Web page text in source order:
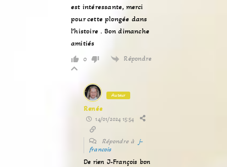
est intéressante, merci
pour cette plongée dans
l’histoire . Bon dimanche
amitiés
0 Répondre
Auteur
Renée
14/01/2024 15:54
Répondre à j-
francois
De rien J-François bon